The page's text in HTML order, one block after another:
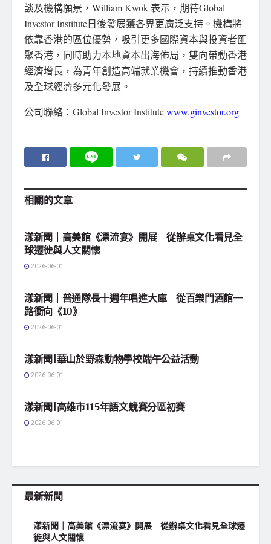
談及機構願景，William Kwok 表示，期待Global
Investor Institute日後發展獲各界更廣泛支持。機構將
依靠香港的區位優勢，吸引更多國際資本與投資者匯
聚香港，同時助力本地資本出海佈局，雙向帶動香港
經濟增長，為青年創造高端就業機會，持續推動香港
及全球經濟多元化發展。
公司聯絡：Global Investor Institutewww.ginvestor.org
相關的文章
漾新聞｜高美館《漂流宴》開展 從辦桌文化看見全
球遷徙與人文關懷
2026-06-01
漾新聞｜普通隊長十週年唱進大庫 從百樂門酒館一
路衝向《10》
2026-06-01
漾新聞|華山於野森動物學校端午公益活動
2026-06-01
漾新聞|高雄市115年語文競賽分區初賽
2026-06-01
最新新聞
漾新聞｜高美館《漂流宴》開展 從辦桌文化看見全球遷
徙與人文關懷